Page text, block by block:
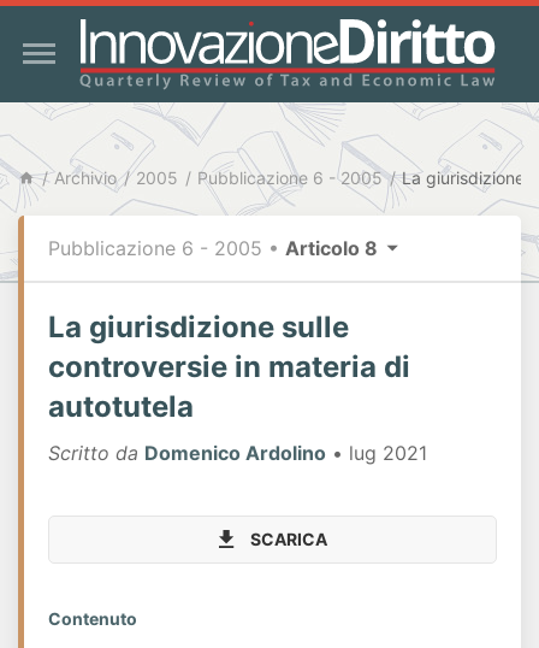
Archivio 2005 Pubblicazione 6 - 2005
Pubblicazione 6 - 2005 • Articolo 8
La giurisdizione sulle
controversie in materia di
autotutela
Scritto da Domenico Ardolino • lug 2021
SCARICA
Contenuto